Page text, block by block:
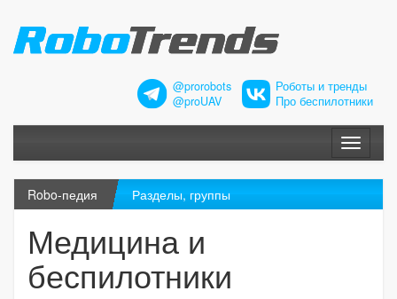
@prorobots
@proUAV
Роботы и тренды
Про беспилотники
Меню
Robo-педия Разделы, группы
Медицина и
беспилотники